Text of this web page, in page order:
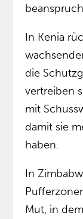
In Kenia
die
vertreiben
mit
damit sie
haben.
In
Mut, in